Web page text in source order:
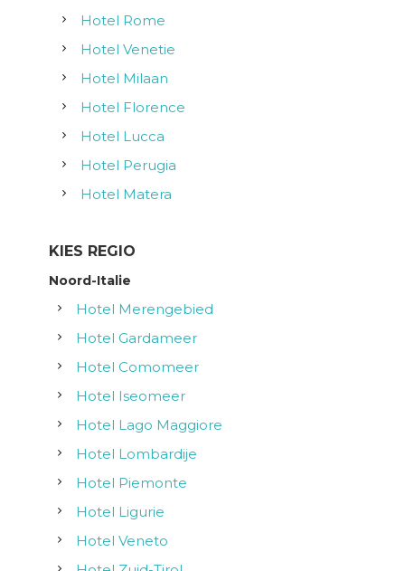
Hotel Rome
Hotel Venetie
Hotel Milaan
Hotel Florence
Hotel Lucca
Hotel Perugia
Hotel Matera
KIES REGIO
Noord-Italie
Hotel Merengebied
Hotel Gardameer
Hotel Comomeer
Hotel Iseomeer
Hotel Lago Maggiore
Hotel Lombardije
Hotel Piemonte
Hotel Ligurie
Hotel Veneto